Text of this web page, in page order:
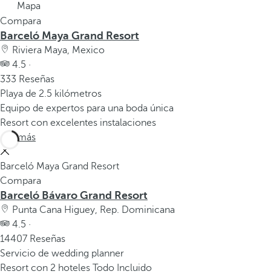
Mapa
Compara
Barceló Maya Grand Resort
Riviera Maya, Mexico
4.5 ·
333 Reseñas
Playa de 2.5 kilómetros
Equipo de expertos para una boda única
Resort con excelentes instalaciones
Ver más
Barceló Maya Grand Resort
Compara
Barceló Bávaro Grand Resort
Punta Cana Higuey, Rep. Dominicana
4.5 ·
14407 Reseñas
Servicio de wedding planner
Resort con 2 hoteles Todo Incluido